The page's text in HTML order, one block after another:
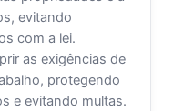
evitando
com a lei.
as exigências de
protegendo
e evitando multas.